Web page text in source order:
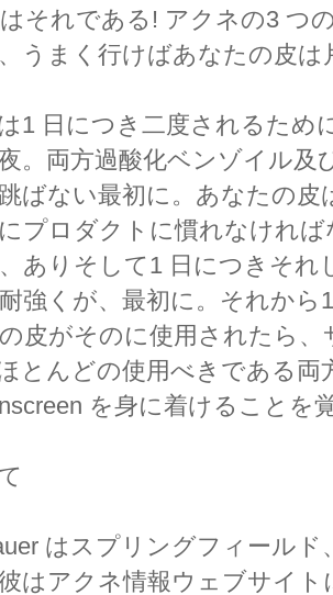
それである! アクネの3 つ
うまく行けばあなたの皮は
1 日につき二度されるため
。両方過酸化ベンゾイル及
ばない最初に。あなたの
プロダクトに慣れなけれ
ありそして1 日につきそ
強くが、最初に。それか
皮がそのに使用されたら
とんどの使用べきである
を身に着けることを
はスプリングフィール
はアクネ情報ウェブサイ